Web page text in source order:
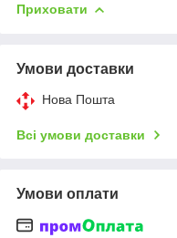
Приховати
Умови доставки
Нова Пошта
Всі умови доставки
Умови оплати